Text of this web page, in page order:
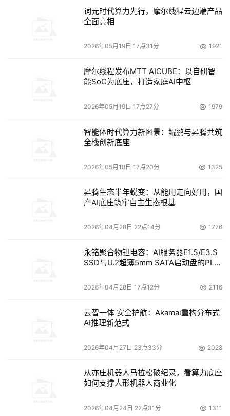
示："Windows Embedded CE 6.0已经广泛地被我们的消
费类电子设备制造客户采用。微软的Windows Embedded
应用芯片将帮助我们的客户加速产品上市，满足这些客户将
他消费类电子设备的需求。"
随着Windows Embedded CE 6.0 R2的发布，微软同时启
计划，致力于通过一个简单、价格合理的接入模型，向开发
MSDN学术联盟计划(MSDN Academic Alliance
件和教材。通过" SPARK"计划，公司将向非专业开发社区
微软在开发社区的投资方面有着悠久的历史，通过学院计划
(Imagine Cup)和嵌入式课件及教材。"SPARK"计划致力于
这整套设备的接口，以帮助他们完成任何形式的嵌入式设备
设计。作为"SPARK"计划的一部分，微软将提供下列内容：
Windows Embedded CE 6.0和Visual Studio 2005标
学术团体和开发爱好者等非专业用户。
BSP认证：作为"SPARK"计划的一部分，微软将开始提供免
词元时代算力先行，摩尔线程云边端产品
全面亮相
2026年05月19日 17点31分 1921
摩尔线程发布MTT AICUBE：以自研智
能SoC为底座，打造家庭AI中枢
2026年05月19日 17点27分 1979
智能体时代算力新图景：鲲鹏与昇腾共筑
全栈创新底座
2026年05月18日 17点20分 1325
昇腾生态半年蜕变：从能用走向好用，国
产AI底座筑牢自主生态根基
2026年04月28日 22点14分 1776
永铭聚合物钽电容：AI服务器E1.S/E3.S
SSD与U.2超薄5mm SATA启动盘的PLP
2026年04月28日 17点12分 2116
云智一体 安全护航：Akamai重构分布式
AI推理新范式
2026年04月27日 23点33分 2028
从亦庄机器人马拉松破纪录，看算力底座
如何支撑人形机器人商业化
2026年04月24日 22点31分 1311